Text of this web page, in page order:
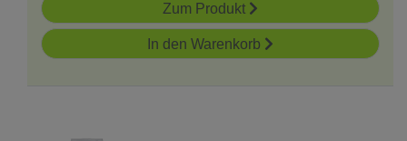
Zum Produkt
In den Warenkorb